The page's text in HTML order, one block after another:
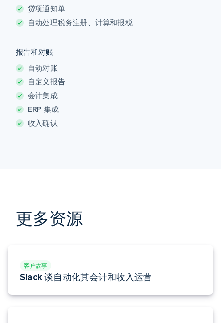
贷项通知单
自动处理税务注册、计算和报税
报告和对账
自动对账
自定义报告
会计集成
ERP 集成
收入确认
更多资源
客户故事
Slack 谈自动化其会计和收入运营
阿联酋
English
爱沙尼亚
奥地利
DeutschEnglish
澳大利亚
English
巴西
Português
保加利亚
DeutschEnglish
法国
荷兰
NederlandsEnglish